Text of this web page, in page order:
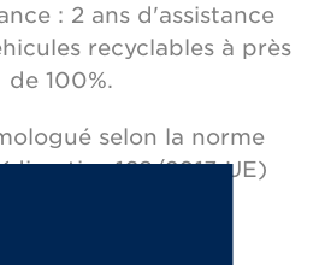
: 2 ans d'assistance
recyclables à près
de 100%.
selon la norme
168/2013 UE)